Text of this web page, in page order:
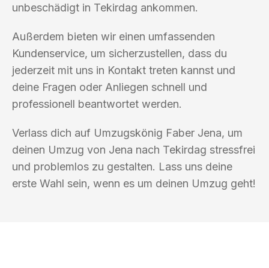
unbeschädigt in Tekirdag ankommen.
Außerdem bieten wir einen umfassenden
Kundenservice, um sicherzustellen, dass du
jederzeit mit uns in Kontakt treten kannst und
deine Fragen oder Anliegen schnell und
professionell beantwortet werden.
Verlass dich auf Umzugskönig Faber Jena, um
deinen Umzug von Jena nach Tekirdag stressfrei
und problemlos zu gestalten. Lass uns deine
erste Wahl sein, wenn es um deinen Umzug geht!